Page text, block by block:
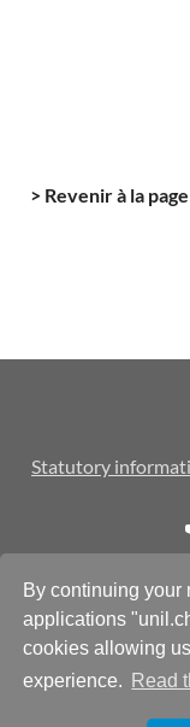
By continuing your
applications
cookies allowing
experience.
Read
> Revenir à la
Statutory
© Réseau Alumnil
Powered by